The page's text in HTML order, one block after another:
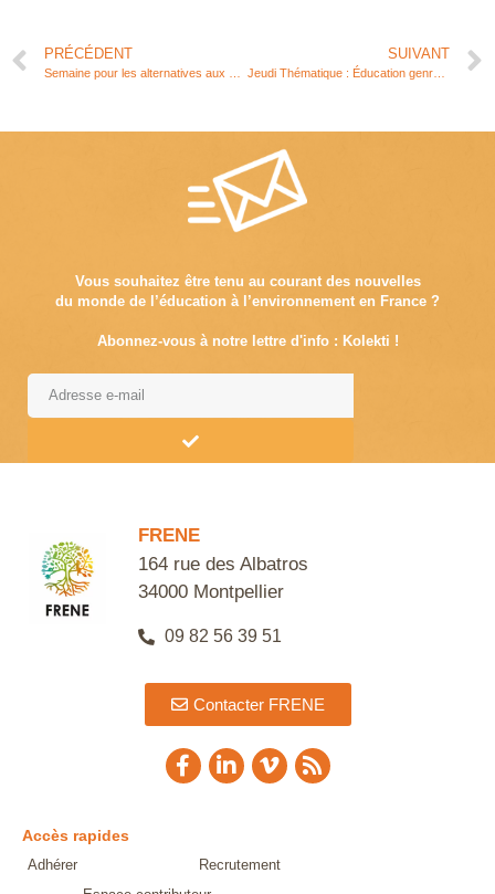
PRÉCÉDENT SUIVANT
Jeudi Thématique : Éducation genrée à la nature
Vous souhaitez être tenu au courant des nouvelles
du monde de l’éducation à l’environnement en France ?
Abonnez-vous à notre lettre d'info : Kolekti !
FRENE
164 rue des Albatros
34000 Montpellier
09 82 56 39 51
Contacter FRENE
Accès rapides
Adhérer
Recrutement